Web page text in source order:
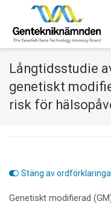
content
Långtidsstudie
genetiskt
risk för
Stäng av
Genetiskt modifierad